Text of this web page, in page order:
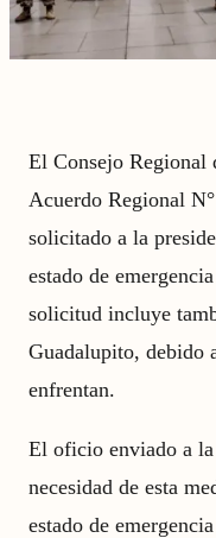
El Consejo Regional
Acuerdo Regional
solicitado a la
estado de
solicitud incluye
Guadalupito, debido
enfrentan.
El oficio enviado a
necesidad de esta
estado de